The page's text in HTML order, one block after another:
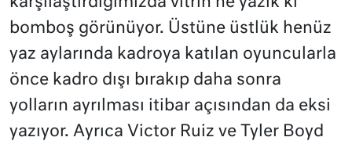
bomboş görünüyor. Üstüne üstlük henüz
yaz aylarında kadroya katılan oyuncularla
önce kadro dışı bırakıp daha sonra
yolların ayrılması itibar açısından da eksi
yazıyor. Ayrıca Victor Ruiz ve Tyler Boyd